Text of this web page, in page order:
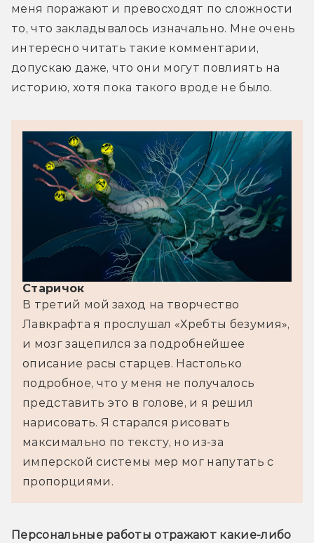
меня поражают и превосходят по сложности
то, что закладывалось изначально. Мне очень
интересно читать такие комментарии,
допускаю даже, что они могут повлиять на
историю, хотя пока такого вроде не было.
Старичок
В третий мой заход на творчество
Лавкрафта я прослушал «Хребты безумия»,
и мозг зацепился за подробнейшее
описание расы старцев. Настолько
подробное, что у меня не получалось
представить это в голове, и я решил
нарисовать. Я старался рисовать
максимально по тексту, но из-за
имперской системы мер мог напутать с
пропорциями.
Персональные работы отражают какие-либо